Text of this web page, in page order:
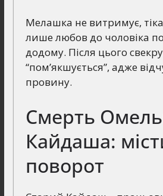
Мелашка не витримує,
лише любов до чоловіка
додому. Після цього
“пом’якшується”, адже
провину.
Смерть
Кайдаша:
поворот